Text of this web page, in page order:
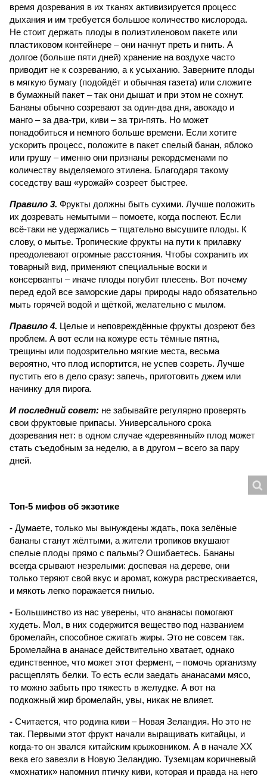
время дозревания в их тканях активизируется процесс
дыхания и им требуется большое количество кислорода.
Не стоит держать плоды в полиэтиленовом пакете или
пластиковом контейнере – они начнут преть и гнить. А
долгое (больше пяти дней) хранение на воздухе часто
приводит не к созреванию, а к усыханию. Заверните плоды
в мягкую бумагу (подойдёт и обычная газета) или сложите
в бумажный пакет – так они дышат и при этом не сохнут.
Бананы обычно созревают за один-два дня, авокадо и
манго – за два-три, киви – за три-пять. Но может
понадобиться и немного больше времени. Если хотите
ускорить процесс, положите в пакет спелый банан, яблоко
или грушу – именно они признаны рекорд­сменами по
количеству выделяемого этилена. Благодаря такому
соседству ваш «урожай» созреет быстрее.
Правило 3. Фрукты должны быть сухими. Лучше положить
их дозревать немытыми – помоете, когда поспеют. Если
всё-таки не удержались – тщательно высушите плоды. К
слову, о мытье. Тропические фрукты на пути к прилавку
преодолевают огромные расстояния. Чтобы сохранить их
товарный вид, применяют специальные воски и
консерванты – иначе плоды погубит плесень. Вот почему
перед едой все заморские дары природы надо обязательно
мыть горячей водой и щёткой, желательно с мылом.
Правило 4. Целые и неповреждённые фрукты дозреют без
проблем. А вот если на кожуре есть тёмные пятна,
трещины или подозрительно мягкие места, весьма
вероятно, что плод испортится, не успев созреть. Лучше
пустить его в дело сразу: запечь, приготовить джем или
начинку для пирога.
И последний совет: не забывайте регулярно проверять
свои фруктовые припасы. Универсального срока
дозревания нет: в одном случае «деревянный» плод может
стать съедобным за неделю, а в другом – всего за пару
дней.
Топ-5 мифов об экзотике
- Думаете, только мы вынуждены ждать, пока зелёные
бананы станут жёлтыми, а жители тропиков вкушают
спелые плоды прямо с пальмы? Ошибаетесь. Бананы
всегда срывают незрелыми: доспевая на дереве, они
только теряют свой вкус и аромат, кожура растрескивается,
и мякоть легко поражается гнилью.
- Большинство из нас уверены, что ананасы помогают
худеть. Мол, в них содержится вещество под названием
бромелайн, способное сжигать жиры. Это не совсем так.
Бромелайна в ананасе действительно хватает, однако
единственное, что может этот фермент, – помочь организму
расщеплять белки. То есть если заедать ананасами мясо,
то можно забыть про тяжесть в желудке. А вот на
подкожный жир бромелайн, увы, никак не влияет.
- Считается, что родина киви – Новая Зеландия. Но это не
так. Первыми этот фрукт начали выращивать китайцы, и
когда-то он звался китайским крыжовником. А в начале XX
века его завезли в Новую Зеландию. Туземцам коричневый
«мохнатик» напомнил птичку киви, которая и правда на него